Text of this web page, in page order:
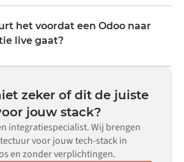
af, zodat data aankomt
systeem verwacht.
configureer je de integratie via een
aangepaste code te schrijven,
beschikbaar voor situaties waarin
het voordat een Odoo naar
live gaat?
van de complexiteit van de
vereiste flows en je interne
Voor veel systemen zijn er kant-en-
in de Alumio
insteltijd aanzienlijk verkort.
zeker of dit de juiste
jouw stack?
integratiespecialist. Wij brengen
voor jouw tech-stack in
en zonder verplichtingen.